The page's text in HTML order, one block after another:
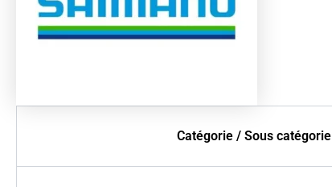
Catégorie / Sous catégorie